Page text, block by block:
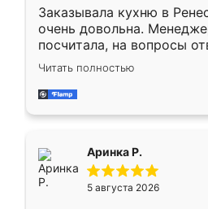
Заказывала кухню в
очень довольна.
посчитала, на вопросы
Замерщик приехал в
делу со всей
за день, ребята работали
Читать полностью
Аринка Р.
5 августа 2026